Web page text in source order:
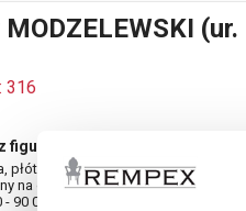
(ur.
316
figurą, 2019
płótno; 80 x 100 cm;
na odwrocie
90 000 zł